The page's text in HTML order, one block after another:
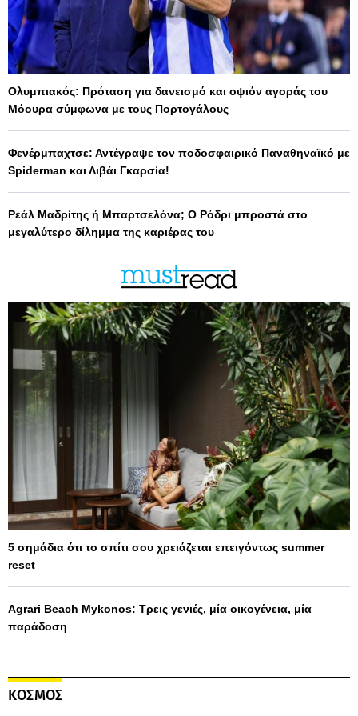
Ολυμπιακός: Πρόταση για δανεισμό και οψιόν αγοράς του
Μόουρα σύμφωνα με τους Πορτογάλους
Φενέρμπαχτσε: Αντέγραψε τον ποδοσφαιρικό Παναθηναϊκό με
Spiderman και Λιβάι Γκαρσία!
Ρεάλ Μαδρίτης ή Μπαρτσελόνα; Ο Ρόδρι μπροστά στο
μεγαλύτερο δίλημμα της καριέρας του
5 σημάδια ότι το σπίτι σου χρειάζεται επειγόντως summer
reset
Agrari Beach Mykonos: Τρεις γενιές, μία οικογένεια, μία
παράδοση
ΚΟΣΜΟΣ